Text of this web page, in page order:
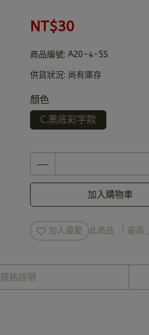
NT$30
商品編號: A20-4-5S
供貨狀況: 尚有庫存
顏色
C.黑底彩字款
加入購物車
加入最愛 此商品 「 最高
規格說明